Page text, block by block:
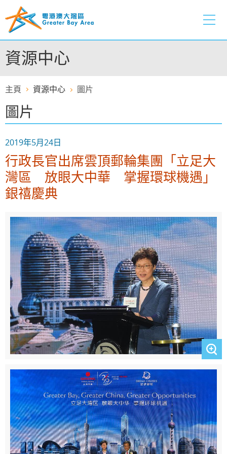
至
容
的
開
資源中心
主頁 資源中心 圖片
圖片
2019年5月24日
行政長官出席雲頂郵輪集團「立足大
灣區 放眼大中華 掌握環球機遇」
銀禧慶典